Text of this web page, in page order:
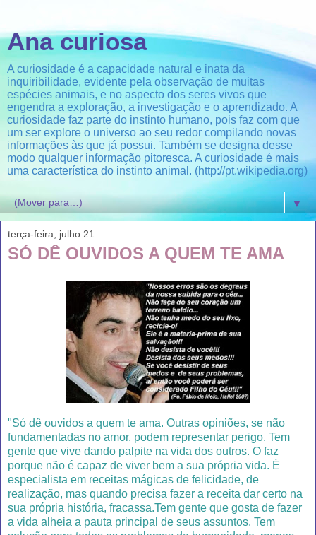
Ana curiosa
A curiosidade é a capacidade natural e inata da
inquiribilidade, evidente pela observação de muitas
espécies animais, e no aspecto dos seres vivos que
engendra a exploração, a investigação e o aprendizado. A
curiosidade faz parte do instinto humano, pois faz com que
um ser explore o universo ao seu redor compilando novas
informações às que já possui. Também se designa desse
modo qualquer informação pitoresca. A curiosidade é mais
uma característica do instinto animal. (http://pt.wikipedia.org)
▼
terça-feira, julho 21
SÓ DÊ OUVIDOS A QUEM TE AMA
"Só dê ouvidos a quem te ama. Outras opiniões, se não
fundamentadas no amor, podem representar perigo. Tem
gente que vive dando palpite na vida dos outros. O faz
porque não é capaz de viver bem a sua própria vida. É
especialista em receitas mágicas de felicidade, de
realização, mas quando precisa fazer a receita dar certo na
sua própria história, fracassa.Tem gente que gosta de fazer
a vida alheia a pauta principal de seus assuntos. Tem